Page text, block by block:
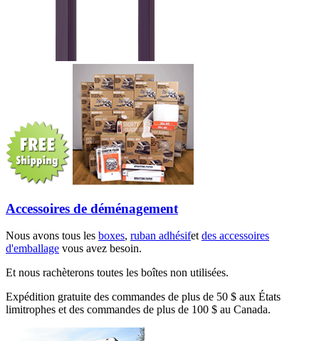
Accessoires de déménagement
Nous avons tous les boxes, ruban adhésifetdes accessoires
d'emballage vous avez besoin.
Et nous rachèterons toutes les boîtes non utilisées.
Expédition gratuite des commandes de plus de 50 $ aux États
limitrophes et des commandes de plus de 100 $ au Canada.